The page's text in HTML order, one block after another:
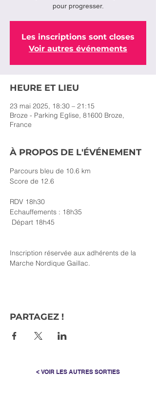
pour progresser.
Les inscriptions sont closes
Voir autres événements
HEURE ET LIEU
23 mai 2025, 18:30 – 21:15
Broze - Parking Eglise, 81600 Broze,
France
À PROPOS DE L'ÉVÉNEMENT
Parcours bleu de 10.6 km
Score de 12.6
RDV 18h30
Echauffements : 18h35
Départ 18h45
Inscription réservée aux adhérents de la
Marche Nordique Gaillac.
PARTAGEZ !
< VOIR LES AUTRES SORTIES